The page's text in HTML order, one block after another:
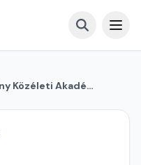
Keresztény Közéleti Akadémia